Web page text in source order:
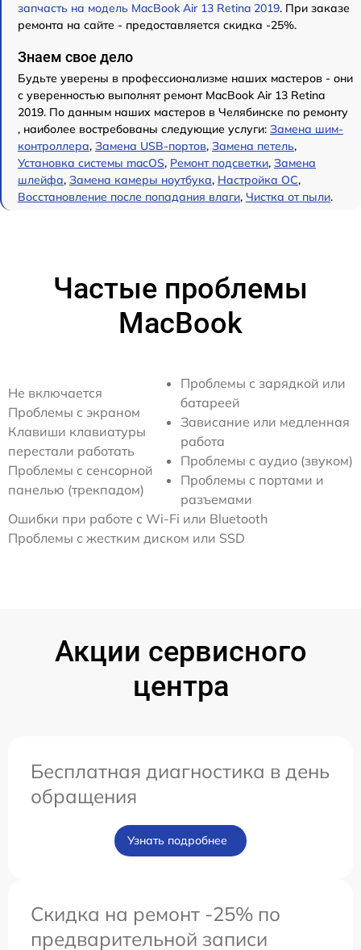
запчасть на модель MacBook Air 13 Retina 2019. При заказе
ремонта на сайте - предоставляется скидка -25%.
Знаем свое дело
Будьте уверены в профессионализме наших мастеров - они
с уверенностью выполнят ремонт MacBook Air 13 Retina
2019. По данным наших мастеров в Челябинске по ремонту
, наиболее востребованы следующие услуги: Замена шим-
контроллера, Замена USB-портов, Замена петель,
Установка системы macOS, Ремонт подсветки, Замена
шлейфа, Замена камеры ноутбука, Настройка ОС,
Восстановление после попадания влаги, Чистка от пыли.
Частые проблемы
MacBook
Не включается
Проблемы с экраном
Клавиши клавиатуры
перестали работать
Проблемы с сенсорной
панелью (трекпадом)
Проблемы с зарядкой или
батареей
Зависание или медленная
работа
Проблемы с аудио (звуком)
Проблемы с портами и
разъемами
Ошибки при работе с Wi-Fi или Bluetooth
Проблемы с жестким диском или SSD
Акции сервисного
центра
Бесплатная диагностика в день
обращения
Узнать подробнее
Скидка на ремонт -25% по
предварительной записи